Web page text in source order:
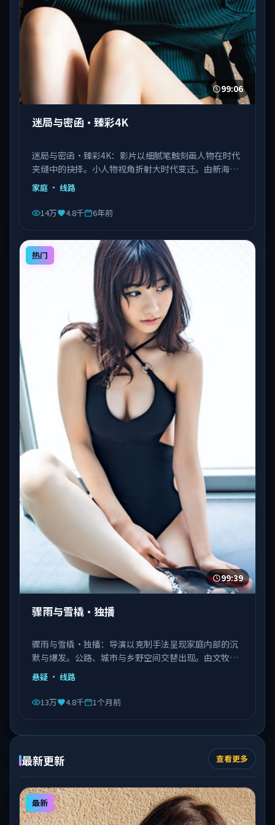
99:06
迷局与密函·臻彩4K
迷局与密函·臻彩4K：影片以细腻笔触刻画人物在时代
夹缝中的抉择。小人物视角折射大时代变迁。由新海诚
执导，刘德华、王景春、王凯等主演，泰国出品，类型
为家庭。
家庭 · 线路
14万 4.8千 6年前
热门
99:39
骤雨与雪橇·独播
骤雨与雪橇·独播：导演以克制手法呈现家庭内部的沉
默与爆发。公路、城市与乡野空间交替出现。由文牧野
执导，秦海璐、文淇、邓恩熙等主演，意大利出品，类
型为悬疑。
悬疑 · 线路
13万 4.8千 1个月前
最新更新 查看更多
最新